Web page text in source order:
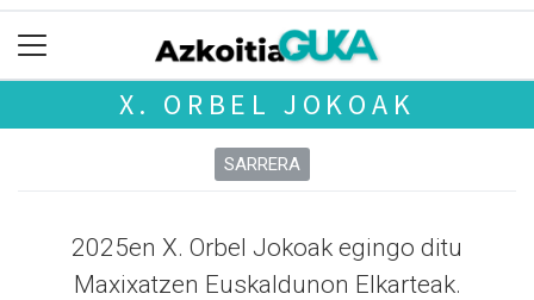
X. ORBEL JOKOAK
SARRERA
2025en X. Orbel Jokoak egingo ditu
Maxixatzen Euskaldunon Elkarteak.